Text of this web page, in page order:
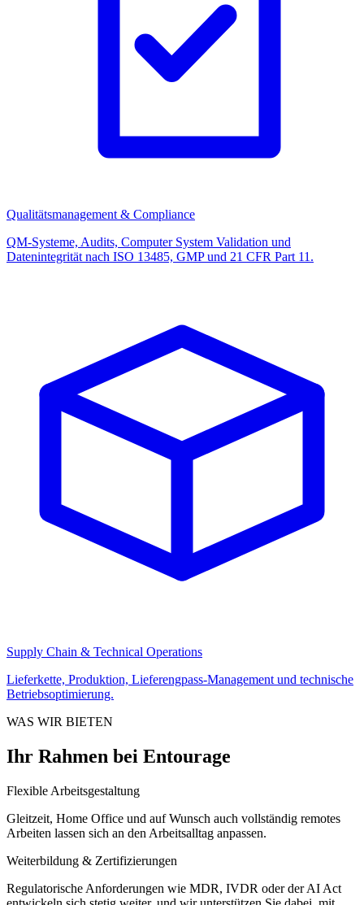
Qualitätsmanagement & Compliance
QM-Systeme, Audits, Computer System Validation und
Datenintegrität nach ISO 13485, GMP und 21 CFR Part 11.
Supply Chain & Technical Operations
Lieferkette, Produktion, Lieferengpass-Management und technische
Betriebsoptimierung.
WAS WIR BIETEN
Ihr Rahmen bei Entourage
Flexible Arbeitsgestaltung
Gleitzeit, Home Office und auf Wunsch auch vollständig remotes
Arbeiten lassen sich an den Arbeitsalltag anpassen.
Weiterbildung & Zertifizierungen
Regulatorische Anforderungen wie MDR, IVDR oder der AI Act